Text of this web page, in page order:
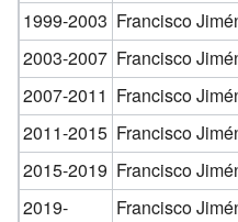
1999-2003 Francisco
2003-2007 Francisco
2007-2011 Francisco
2011-2015 Francisco
2015-2019 Francisco
2019-
Francisco